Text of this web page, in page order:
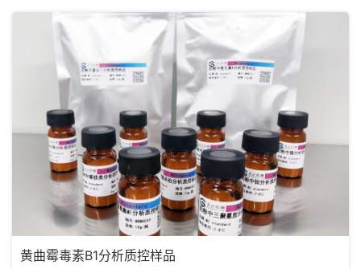
黄曲霉毒素B1分析质控样品